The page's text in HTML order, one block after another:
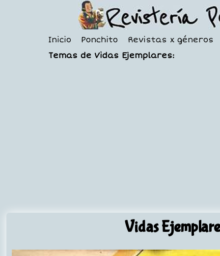
Inicio Ponchito
Revistas x géneros
Temas de Vidas Ejemplares:
Vidas